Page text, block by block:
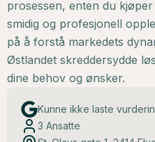
prosessen, enten du
smidig og profesjonell
på å forstå markedets
Østlandet skreddersydde
dine behov og ønsker.
Kunne ikke laste
3 Ansatte